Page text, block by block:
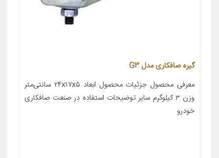
گیره صافکاری مدل G3
معرفی محصول جزئیات محصول ابعاد ۲۴x۱۷x۵ سانتی‌متر
وزن ۳ کیلوگرم سایر توضیحات استفاده در صنعت صافکاری
خودرو